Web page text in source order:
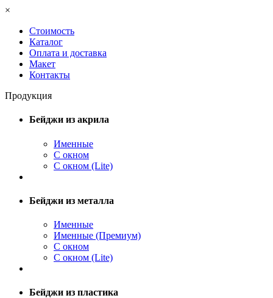
×
Стоимость
Каталог
Оплата и доставка
Макет
Контакты
Продукция
Бейджи из акрила
Именные
С окном
С окном (Lite)
Бейджи из металла
Именные
Именные (Премиум)
С окном
С окном (Lite)
Бейджи из пластика